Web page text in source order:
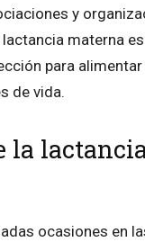
y
materna
para
de vida.
la
ocasiones en